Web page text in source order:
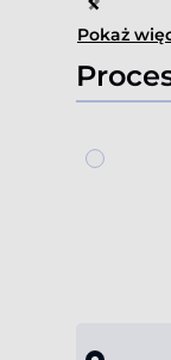
Item
4
of
4
Pokaż